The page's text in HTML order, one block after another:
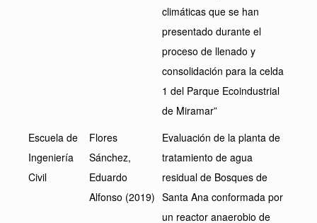
climáticas que se han
presentado durante el
proceso de llenado y
consolidación para la celda
1 del Parque Ecoindustrial
de Miramar”
Escuela de
Ingeniería
Civil
Flores
Sánchez,
Eduardo
Alfonso (2019)
Evaluación de la planta de
tratamiento de agua
residual de Bosques de
Santa Ana conformada por
un reactor anaerobio de